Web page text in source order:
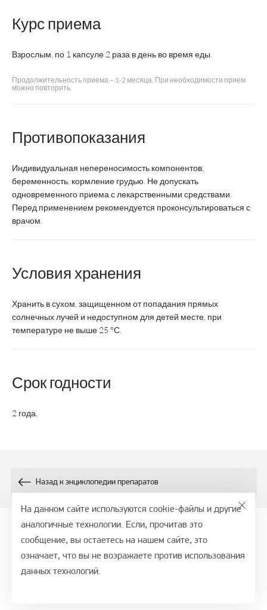
Курс приема
Взрослым, по 1 капсуле 2 раза в день во время еды.
Продолжительность приема – 1-2 месяца. При необходимости прием
можно повторить.
Противопоказания
Индивидуальная непереносимость компонентов,
беременность, кормление грудью. Не допускать
одновременного приема с лекарственными средствами.
Перед применением рекомендуется проконсультироваться с
врачом.
Условия хранения
Хранить в сухом, защищенном от попадания прямых
солнечных лучей и недоступном для детей месте, при
температуре не выше 25 °С.
Срок годности
2 года.
Назад к энциклопедии препаратов
© 2026, СТМ - портал, ООО ВТФ
Политика обработки персональных данных
На данном сайте используются cookie-файлы и другие
аналогичные технологии. Если, прочитав это
сообщение, вы остаетесь на нашем сайте, это
означает, что вы не возражаете против использования
данных технологий.